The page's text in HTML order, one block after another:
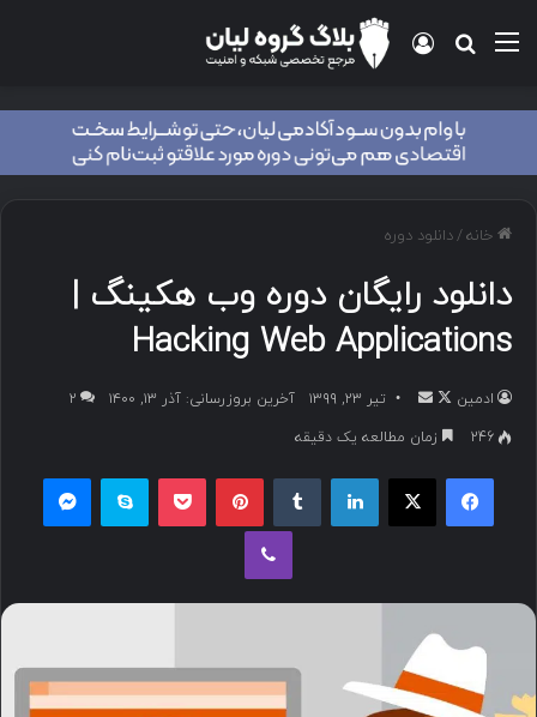
خانه/دانلود دوره
دانلود رایگان دوره وب هکینگ |
Hacking Web Applications
ادمین تیر ۲۳, ۱۳۹۹ آخرین بروزرسانی: آذر ۱۳, ۱۴۰۰
۲
246
زمان مطالعه یک دقیقه